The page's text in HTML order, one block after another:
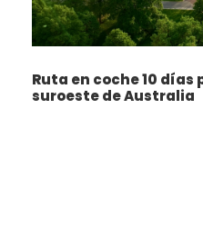
Ruta en coche 10 días
suroeste de Australia